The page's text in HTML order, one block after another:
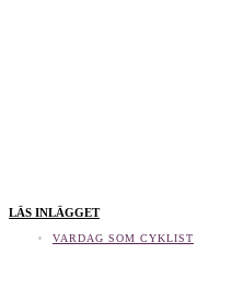
LÄS INLÄGGET
VARDAG SOM CYKLIST